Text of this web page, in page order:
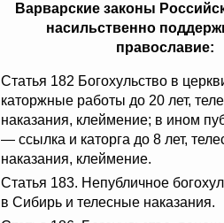
Варварские законы
насильственно
православие:
Статья 182 Богохульство в
каторжные работы до 20 лет,
наказания, клеймение; в ином
— ссылка и каторга до 8 лет,
наказания, клеймение.
Статья 183. Непубличное
в Сибирь и телесные наказания.